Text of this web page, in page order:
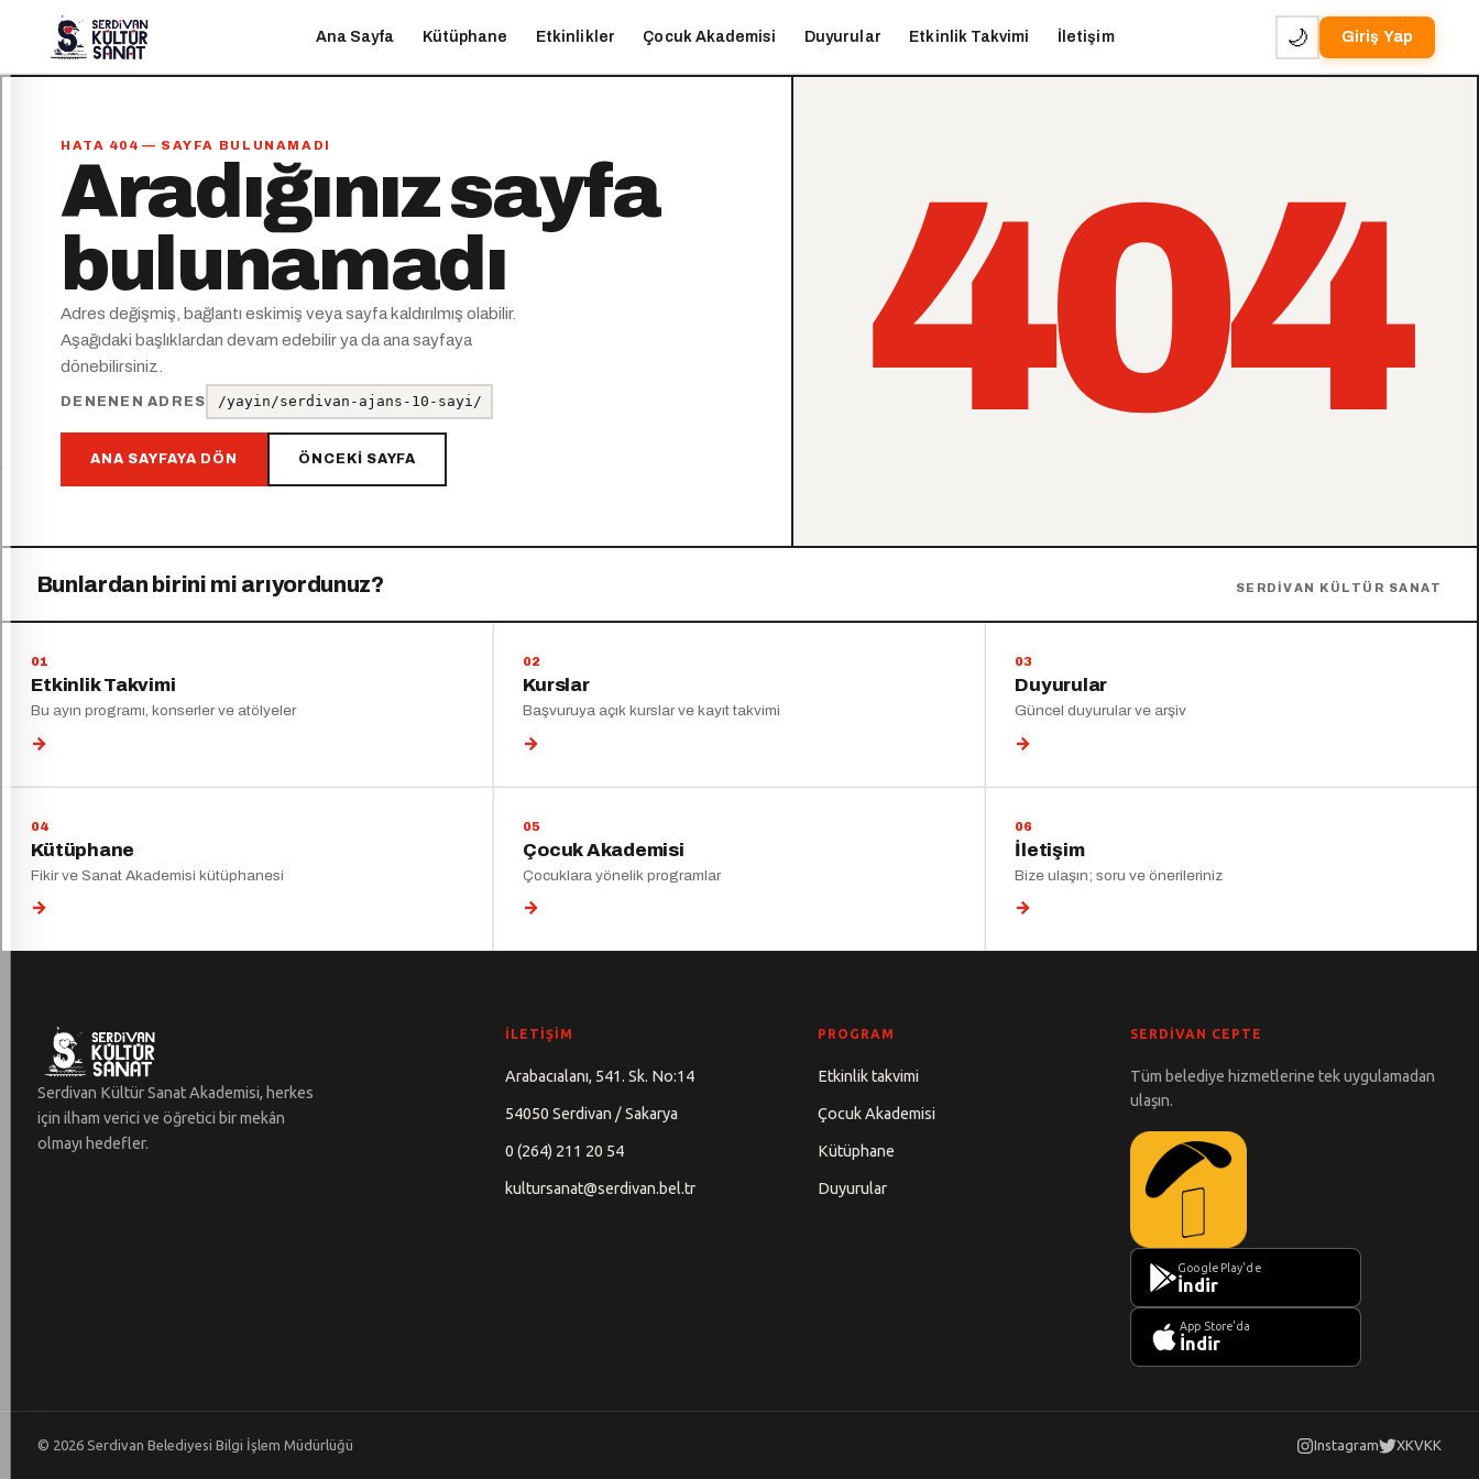
Ana Sayfa Kütüphane Etkinlikler Çocuk Akademisi Duyurular Etkinlik Takvimi İletişim 🌙 Giriş Yap
HATA 404 — SAYFA BULUNAMADI
Aradığınız sayfa
bulunamadı
Adres değişmiş, bağlantı eskimiş veya sayfa kaldırılmış olabilir.
Aşağıdaki başlıklardan devam edebilir ya da ana sayfaya
dönebilirsiniz.
DENENEN ADRES /yayin/serdivan-ajans-10-sayi/
ANA SAYFAYA DÖN ÖNCEKI SAYFA 404
Bunlardan birini mi arıyordunuz? SERDIVAN KÜLTÜR SANAT
Etkinlik Takvimi
Bu ayın programı, konserler ve atölyeler
→
Kurslar
Başvuruya açık kurslar ve kayıt takvimi
→
Duyurular
Güncel duyurular ve arşiv
→
Kütüphane
Fikir ve Sanat Akademisi kütüphanesi
→
Çocuk Akademisi
Çocuklara yönelik programlar
→
İletişim
Bize ulaşın; soru ve önerileriniz
→
Serdivan Kültür Sanat Akademisi, herkes
için ilham verici ve öğretici bir mekân
olmayı hedefler.
İLETIŞIM
Arabacıalanı, 541. Sk. No:14
54050 Serdivan / Sakarya
0 (264) 211 20 54
kultursanat@serdivan.bel.tr
PROGRAM
Etkinlik takvimi
Çocuk Akademisi
Kütüphane
Duyurular
SERDIVAN CEPTE
Tüm belediye hizmetlerine tek uygulamadan
ulaşın.
Google Play'de
İndir
App Store'da
İndir
© 2026Serdivan Belediyesi Bilgi İşlem Müdürlüğü Instagram XKVKK